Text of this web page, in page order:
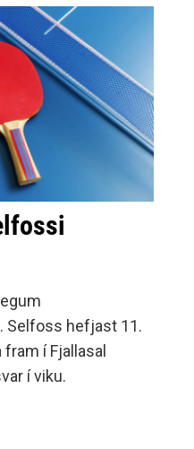
Selfoss hefjast 11.
í Fjallasal
í viku.